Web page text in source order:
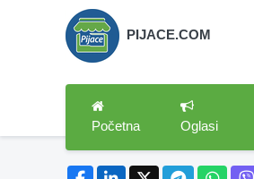
PIJACE.COM
Početna Oglasi